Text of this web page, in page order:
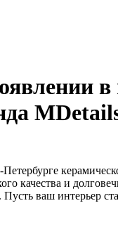
качества и
ваш интерьер